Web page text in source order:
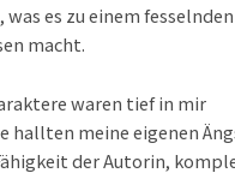
es zu einem
macht.
waren tief in mir
hallten meine eigenen
der Autorin,